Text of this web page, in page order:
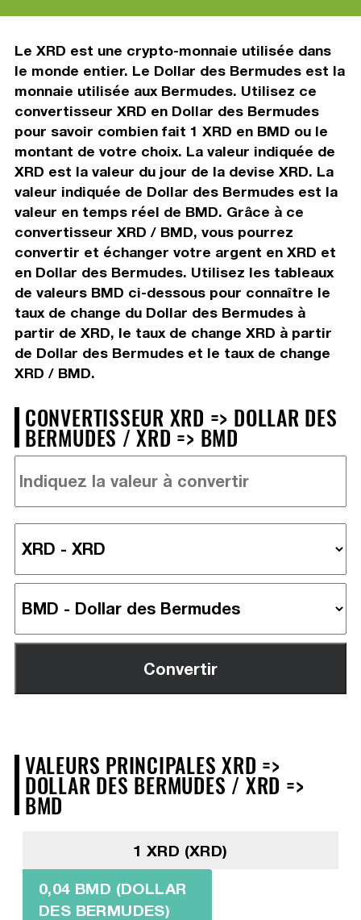
Le XRD est une crypto-monnaie utilisée dans
le monde entier. Le Dollar des Bermudes est la
monnaie utilisée aux Bermudes. Utilisez ce
convertisseur XRD en Dollar des Bermudes
pour savoir combien fait 1 XRD en BMD ou le
montant de votre choix. La valeur indiquée de
XRD est la valeur du jour de la devise XRD. La
valeur indiquée de Dollar des Bermudes est la
valeur en temps réel de BMD. Grâce à ce
convertisseur XRD / BMD, vous pourrez
convertir et échanger votre argent en XRD et
en Dollar des Bermudes. Utilisez les tableaux
de valeurs BMD ci-dessous pour connaître le
taux de change du Dollar des Bermudes à
partir de XRD, le taux de change XRD à partir
de Dollar des Bermudes et le taux de change
XRD / BMD.
CONVERTISSEUR XRD => DOLLAR DES
BERMUDES / XRD => BMD
VALEURS PRINCIPALES XRD =>
DOLLAR DES BERMUDES / XRD =>
BMD
1 XRD (XRD)
0,04 BMD (DOLLAR
DES BERMUDES)